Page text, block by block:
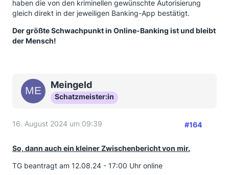
haben die von den kriminellen gewünschte Autorisierung
gleich direkt in der jeweiligen Banking-App bestätigt.
Der größte Schwachpunkt in Online-Banking ist und bleibt
der Mensch!
Meingeld
Schatzmeister:in
16. August 2024 um 09:39 #164
So, dann auch ein kleiner Zwischenbericht von mir.
TG beantragt am 12.08.24 - 17:00 Uhr online